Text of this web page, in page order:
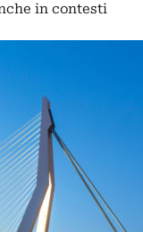
in contesti